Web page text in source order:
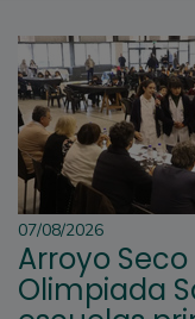
07/08/2026
Arroyo
Olimpiada